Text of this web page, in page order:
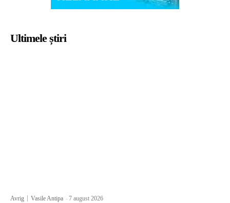
Ultimele știri
Avrig Vasile Antipa -7 august 2026